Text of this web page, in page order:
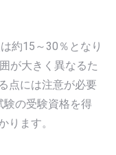
約15～30％となり
が大きく異なるた
点には注意が必要
の受験資格を得
ります。